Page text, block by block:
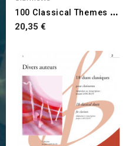
1
00 Classical Themes For...
Prix
20,35 €